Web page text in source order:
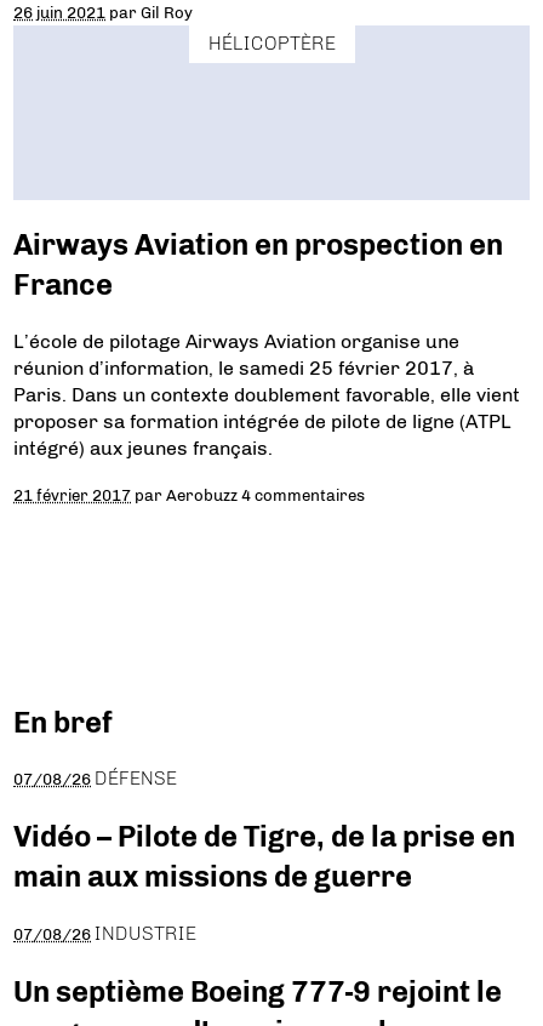
26 juin 2021 parGil Roy
HÉLICOPTÈRE
Airways Aviation en prospection en
France
L’école de pilotage Airways Aviation organise une
réunion d’information, le samedi 25 février 2017, à
Paris. Dans un contexte doublement favorable, elle vient
proposer sa formation intégrée de pilote de ligne (ATPL
intégré) aux jeunes français.
21 février 2017 parAerobuzz 4 commentaires
En bref
07/08/26 DÉFENSE
Vidéo – Pilote de Tigre, de la prise en
main aux missions de guerre
07/08/26 INDUSTRIE
Un septième Boeing 777-9 rejoint le